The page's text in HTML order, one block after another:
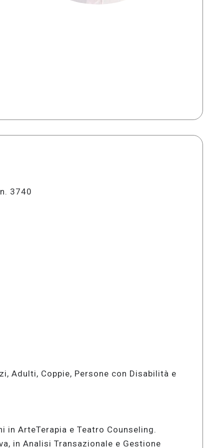
3740
Adulti, Coppie, Persone con Disabilità e
in ArteTerapia e Teatro Counseling.
in Analisi Transazionale e Gestione